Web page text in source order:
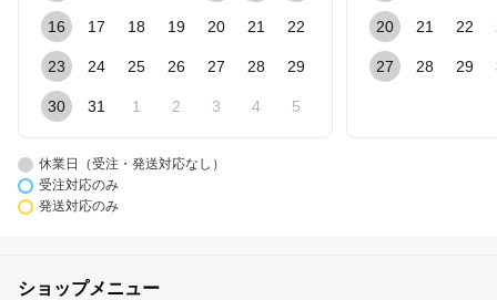
16 17 18 19 20 21 22
23 24 25 26 27 28 29
30 31 1 2 3 4 5
20 21 22
27 28 29
休業日（受注・発送対応なし）
受注対応のみ
発送対応のみ
ショップメニュー